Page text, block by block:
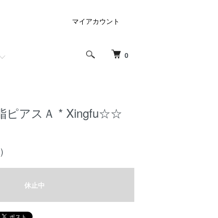
0
マイアカウント
ピアスＡ * Xingfu☆☆
休止中